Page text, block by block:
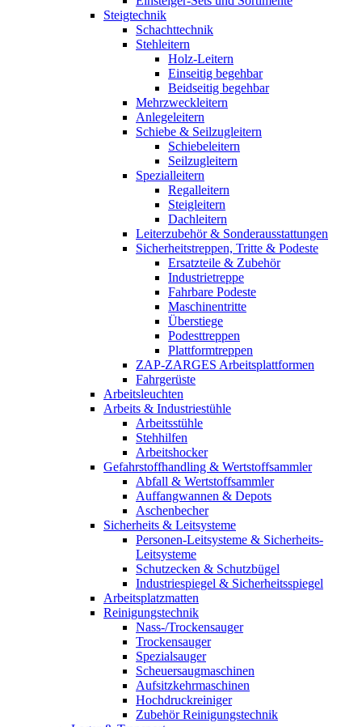
Steigtechnik
Schachttechnik
Stehleitern
Holz-Leitern
Einseitig begehbar
Beidseitig begehbar
Mehrzweckleitern
Anlegeleitern
Schiebe & Seilzugleitern
Schiebeleitern
Seilzugleitern
Spezialleitern
Regalleitern
Steigleitern
Dachleitern
Leiterzubehör & Sonderausstattungen
Sicherheitstreppen, Tritte & Podeste
Ersatzteile & Zubehör
Industrietreppe
Fahrbare Podeste
Maschinentritte
Überstiege
Podesttreppen
Plattformtreppen
ZAP-ZARGES Arbeitsplattformen
Fahrgerüste
Arbeitsleuchten
Arbeits & Industriestühle
Arbeitsstühle
Stehhilfen
Arbeitshocker
Gefahrstoffhandling & Wertstoffsammler
Abfall & Wertstoffsammler
Auffangwannen & Depots
Aschenbecher
Sicherheits & Leitsysteme
Personen-Leitsysteme & Sicherheits-
Leitsysteme
Schutzecken & Schutzbügel
Industriespiegel & Sicherheitsspiegel
Arbeitsplatzmatten
Reinigungstechnik
Nass-/Trockensauger
Trockensauger
Spezialsauger
Scheuersaugmaschinen
Aufsitzkehrmaschinen
Hochdruckreiniger
Zubehör Reinigungstechnik